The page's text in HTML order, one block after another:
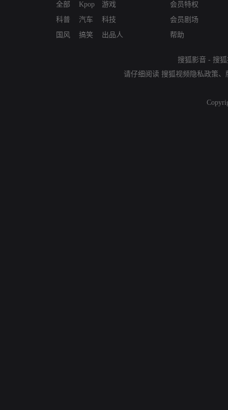
全部
科普
国风
Kpop
汽车
搞笑
游戏
科技
出品人
会员特权
会员剧场
帮助
搜狐影音 - 搜
请仔细阅读 搜狐视频隐私政策、